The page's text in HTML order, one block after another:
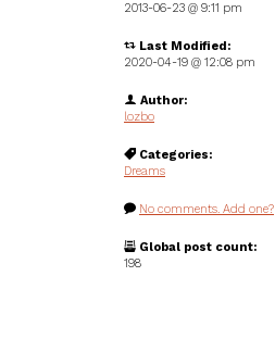
2013-06-23 @ 9:11 pm
Last Modified:
2020-04-19 @ 12:08 pm
Author:
lozbo
Categories:
Dreams
No comments. Add one?
Global post count:
198